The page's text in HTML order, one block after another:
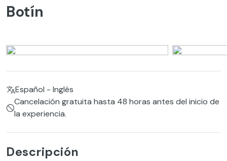
Botín
Español - Inglés
Cancelación gratuita hasta 48 horas antes del inicio de
la experiencia.
Descripción